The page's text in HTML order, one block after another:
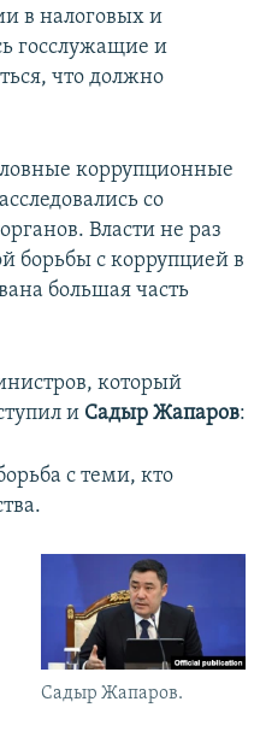
в налоговых и
госслужащие и
что должно
коррупционные
со
Власти не раз
борьбы с коррупцией в
большая часть
который
и Садыр Жапаров:
с теми, кто
Садыр Жапаров.